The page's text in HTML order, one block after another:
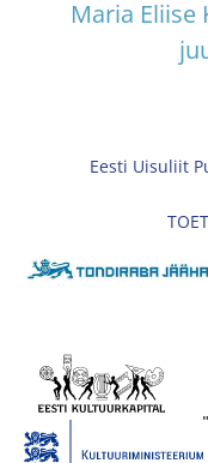
Maria Eliise
Eesti Uisuliit